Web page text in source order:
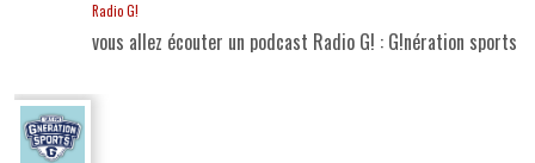
Radio G!
vous allez écouter un podcast Radio G! : G!nération sports